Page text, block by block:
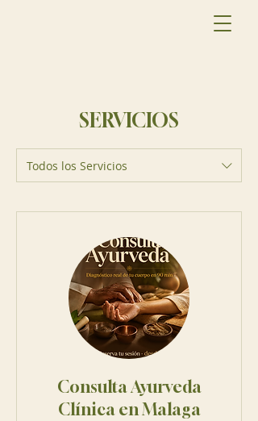
SERVICIOS
Todos los Servicios
Consulta Ayurveda
Clínica en Malaga